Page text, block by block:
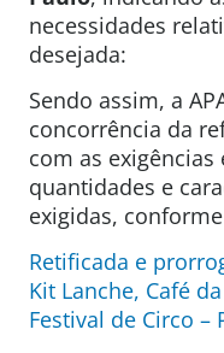
necessidades
desejada:
Sendo assim, a
concorrência da
com as exigências
quantidades e
exigidas,
Retificada e
Kit Lanche, Café
Festival de Circo –